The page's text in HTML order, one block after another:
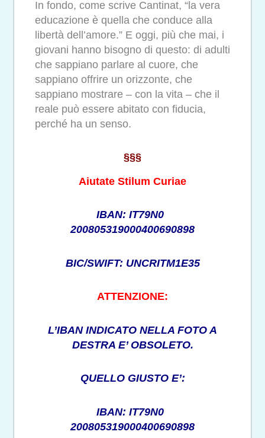
In fondo, come scrive Cantinat, “la vera
educazione è quella che conduce alla
libertà dell’amore.” E oggi, più che mai, i
giovani hanno bisogno di questo: di adulti
che sappiano parlare al cuore, che
sappiano offrire un orizzonte, che
sappiano mostrare – con la vita – che il
reale può essere abitato con fiducia,
perché ha un senso.
§§§
Aiutate Stilum Curiae
IBAN: IT79N0
200805319000400690898
BIC/SWIFT: UNCRITM1E35
ATTENZIONE:
L’IBAN INDICATO NELLA FOTO A
DESTRA E’ OBSOLETO.
QUELLO GIUSTO E’:
IBAN: IT79N0
200805319000400690898